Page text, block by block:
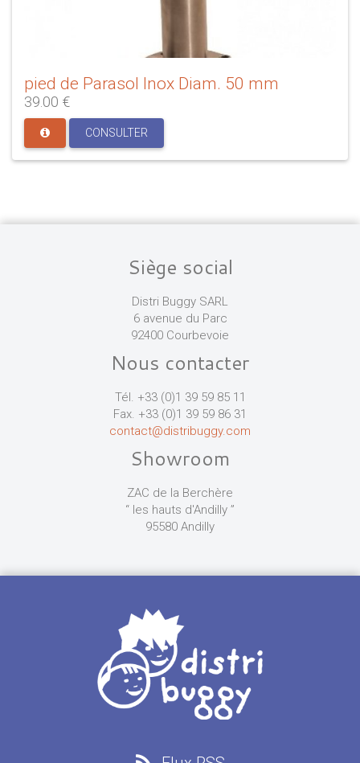
pied de Parasol Inox Diam. 50 mm
39.00 €
CONSULTER
Siège social
Distri Buggy SARL
6 avenue du Parc
92400 Courbevoie
Nous contacter
Tél. +33 (0)1 39 59 85 11
Fax. +33 (0)1 39 59 86 31
contact@distribuggy.com
Showroom
ZAC de la Berchère
“ les hauts d'Andilly ”
95580 Andilly